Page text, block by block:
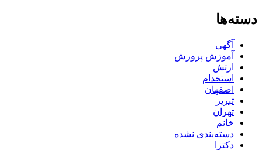
دسته‌ها
آگهی
آموزش پرورش
ارتش
استخدام
اصفهان
تبریز
تهران
خانم
دسته‌بندی نشده
دکترا